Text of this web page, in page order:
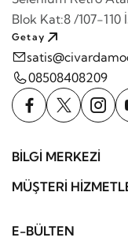
Blok Kat:8 /107-
Getay
08508408209
BİLGİ MERKEZİ
MÜŞTERİ
E-BÜLTEN